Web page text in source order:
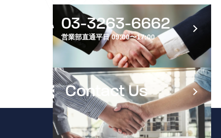
03-3263-6662
営業部直通平日 09:00〜17:00
Contact Us